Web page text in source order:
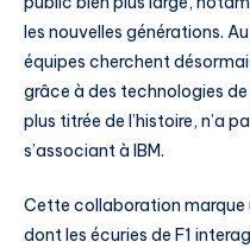
les nouvelles générations.
équipes cherchent
grâce à des technologies
plus titrée de l’histoire, n’a
s’associant à IBM.
Cette collaboration marque
dont les écuries de F1